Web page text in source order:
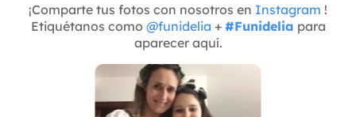
¡Comparte tus fotos con nosotros en Instagram !
Etiquétanos como @funidelia + #Funidelia para
aparecer aquí.